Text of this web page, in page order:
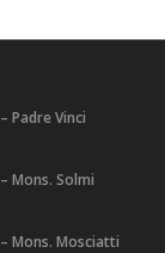
Padre Vinci
Mons. Solmi
Mons. Mosciatti